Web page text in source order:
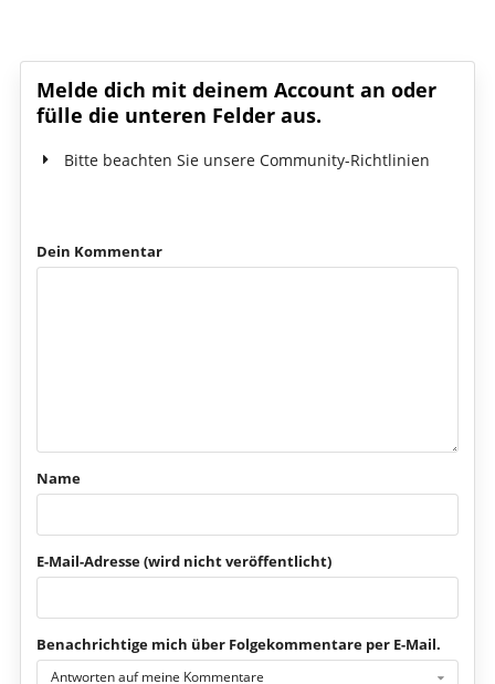
Melde dich mit deinem Account an oder
fülle die unteren Felder aus.
Bitte beachten Sie unsere Community-Richtlinien
Dein Kommentar
Name
E-Mail-Adresse (wird nicht veröffentlicht)
Benachrichtige mich über Folgekommentare per E-Mail.
Antworten auf meine Kommentare